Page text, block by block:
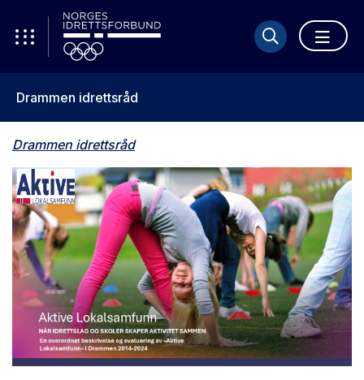
Drammen idrettsråd
Drammen idrettsråd